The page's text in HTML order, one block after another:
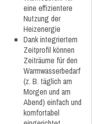
eine effizientere
Nutzung der
Heizenergie
Dank integriertem
Zeitprofil können
Zeiträume für den
Warmwasserbedarf
(z. B. täglich am
Morgen und am
Abend) einfach und
komfortabel